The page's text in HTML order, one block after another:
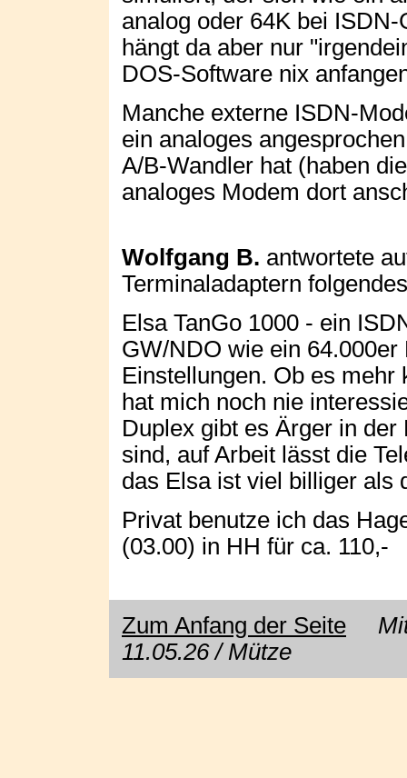
analog oder 64K bei
hängt da aber nur
DOS-Software nix
Manche externe ISDN-
ein analoges
A/B-Wandler hat (haben
analoges Modem dort
Wolfgang B. antwortete
Terminaladaptern
Elsa TanGo 1000 - ein
GW/NDO wie ein
Einstellungen. Ob es mehr
hat mich noch nie
Duplex gibt es Ärger in
sind, auf Arbeit lässt die
das Elsa ist viel billiger als
Privat benutze ich das
(03.00) in HH für ca. 110,-
Zum Anfang der Seite
Mit
11.05.26 / Mütze